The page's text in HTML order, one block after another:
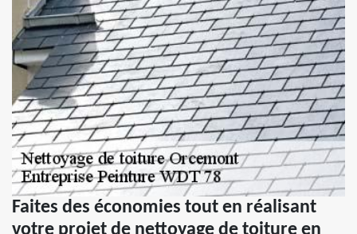
Faites des économies tout en réalisant
votre projet de nettoyage de toiture en